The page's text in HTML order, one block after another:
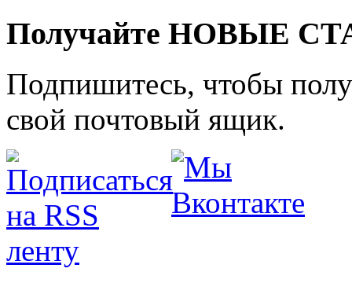
Получайте НОВЫЕ
Подпишитесь, чтобы
свой почтовый ящик.